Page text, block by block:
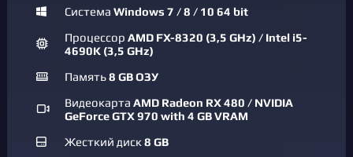
Система Windows 7 / 8 / 10 64 bit
Процессор AMD FX-8320 (3,5 GHz) / Intel i5-
4690K (3,5 GHz)
Память8 GB ОЗУ
Видеокарта AMD Radeon RX 480 / NVIDIA
GeForce GTX 970 with 4 GB VRAM
Жесткий диск8 GB